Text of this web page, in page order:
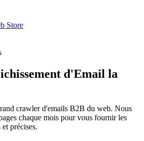
Store
d'Email la
crawler d'emails B2B du web. Nous
chaque mois pour vous fournir les
précises.